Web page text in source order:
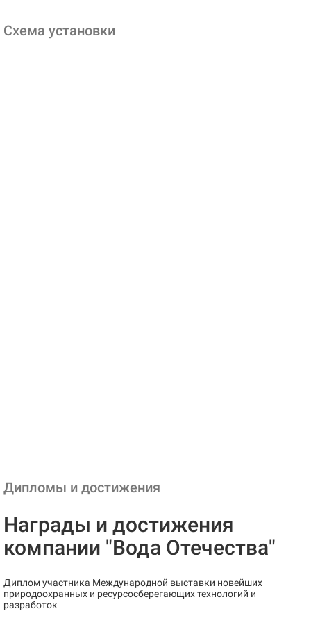
Схема установки
Дипломы и достижения
Награды и достижения
компании "Вода Отечества"
Диплом участника Международной выставки новейших
природоохранных и ресурсосберегающих технологий и
разработок